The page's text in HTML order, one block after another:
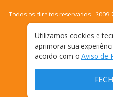
Todos os direitos reservados - 2009-
FALE
TERMOS E
Utilizamos cookies e
aprimorar sua
acordo com o Aviso de